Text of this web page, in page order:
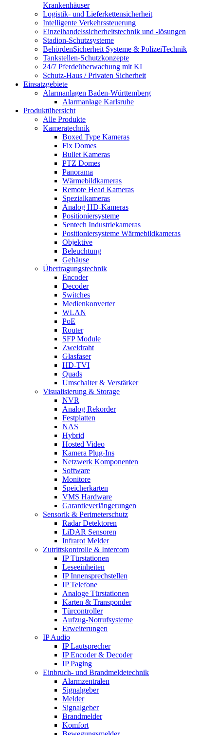
Krankenhäuser
Logistik- und Lieferkettensicherheit
Intelligente Verkehrssteuerung
Einzelhandelssicherheitstechnik und -lösungen
Stadion-Schutzsysteme
BehördenSicherheit Systeme & PolizeiTechnik
Tankstellen-Schutzkonzepte​
24/7 Pferdeüberwachung mit KI
Schutz-Haus / Privaten Sicherheit
Einsatzgebiete
Alarmanlagen Baden-Württemberg
Alarmanlage Karlsruhe
Produktübersicht
Alle Produkte
Kameratechnik
Boxed Type Kameras
Fix Domes
Bullet Kameras
PTZ Domes
Panorama
Wärmebildkameras
Remote Head Kameras
Spezialkameras
Analog HD-Kameras
Positioniersysteme
Sentech Industriekameras
Positioniersysteme Wärmebildkameras
Objektive
Beleuchtung
Gehäuse
Übertragungstechnik
Encoder
Decoder
Switches
Medienkonverter
WLAN
PoE
Router
SFP Module
Zweidraht
Glasfaser
HD-TVI
Quads
Umschalter & Verstärker
Visualisierung & Storage
NVR
Analog Rekorder
Festplatten
NAS
Hybrid
Hosted Video
Kamera Plug-Ins
Netzwerk Komponenten
Software
Monitore
Speicherkarten
VMS Hardware
Garantieverlängerungen
Sensorik & Perimeterschutz
Radar Detektoren
LiDAR Sensoren
Infrarot Melder
Zutrittskontrolle & Intercom
IP Türstationen
Leseeinheiten
IP Innensprechstellen
IP Telefone
Analoge Türstationen
Karten & Transponder
Türcontroller
Aufzug-Notrufsysteme
Erweiterungen
IP Audio
IP Lautsprecher
IP Encoder & Decoder
IP Paging
Einbruch- und Brandmeldetechnik
Alarmzentralen
Signalgeber
Melder
Signalgeber
Brandmelder
Komfort